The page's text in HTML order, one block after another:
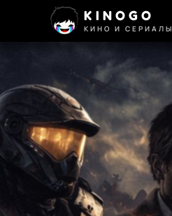
KINOGO
КИНО И СЕРИАЛЫ